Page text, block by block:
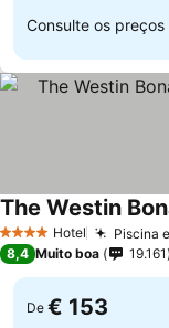
Consulte os preços
4 EstrelasHotel Piscina
8,4 Muito boa 19.161
De € 153